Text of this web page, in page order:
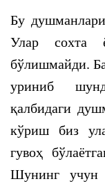
Бу
Улар сохта
бўлишмайди.
уриниб
қалбидаги
кўриш биз
гувоҳ
Шунинг учун